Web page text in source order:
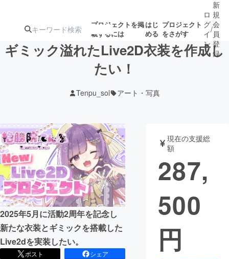
プロジェクトを掲
載するには
はじ
める
プロジェクト
をさがす
ジェクト
募集終了が近いプ
ロジェクト
アート・写真 音楽
テクノロジー・ガジェット ゲーム・サ
映像・映画
ビジネス・起業
まちづくり・地域活性化
ロ
グ
イ
ン
/
新
規
会
員
登
録
ギミック溢れたLive2D衣装を作成し
たい！
Tenpu_sol アート・写真
2025年5月に活動2周年を記念し
新たな衣装とギミックを搭載した
Live2dを実装したい。
ポスト
シェア
現在の支援総
額
287,
500
円